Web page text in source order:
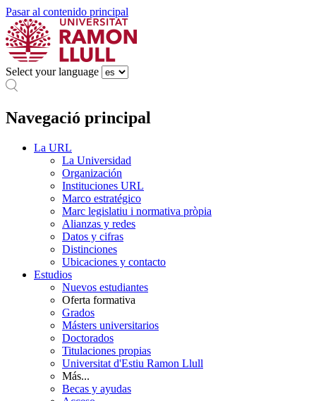
Pasar al contenido principal
Select your language
Navegació principal
La URL
La Universidad
Organización
Instituciones URL
Marco estratégico
Marc legislatiu i normativa pròpia
Alianzas y redes
Datos y cifras
Distinciones
Ubicaciones y contacto
Estudios
Nuevos estudiantes
Oferta formativa
Grados
Másters universitarios
Doctorados
Titulaciones propias
Universitat d'Estiu Ramon Llull
Más...
Becas y ayudas